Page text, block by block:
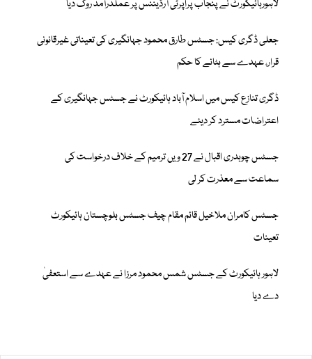
لاہورہائیکورٹ نے پنجاب پراپرٹی آرڈیننس پر عملدرآمد روک دیا
جعلی ڈگری کیس: جسٹس طارق محمود جہانگیری کی تعیناتی غیرقانونی
قرار، عہدے سے ہٹانے کا حکم
ڈگری تنازع کیس میں اسلام آباد ہائیکورٹ نے جسٹس جہانگیری کے
اعتراضات مسترد کر دیئے
جسٹس چوہدری اقبال نے 27 ویں ترمیم کے خلاف درخواست کی
سماعت سے معذرت کر لی
جسٹس کامران ملاخیل قائم مقام چیف جسٹس بلوچستان ہائیکورٹ
تعینات
لاہور ہائیکورٹ کے جسٹس شمس محمود مرزا نے عہدے سے استعفیٰ
دے دیا